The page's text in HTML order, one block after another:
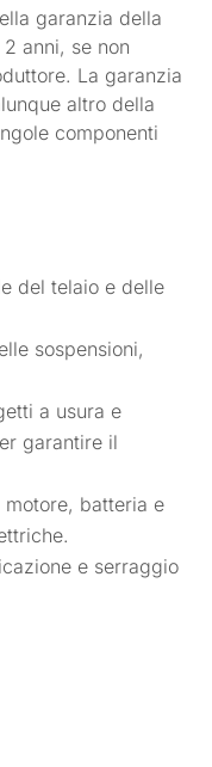
garanzia della
anni, se non
La garanzia
altro della
componenti
del telaio e delle
sospensioni,
a usura e
garantire il
batteria e
e serraggio